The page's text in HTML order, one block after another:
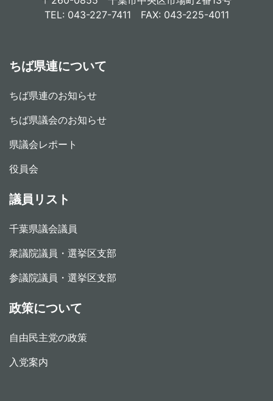
TEL: 043-227-7411 FAX: 043-225-4011
ちば県連について
ちば県連のお知らせ
ちば県議会のお知らせ
県議会レポート
役員会
議員リスト
千葉県議会議員
衆議院議員・選挙区支部
参議院議員・選挙区支部
政策について
自由民主党の政策
入党案内